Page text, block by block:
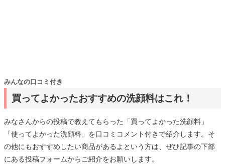
買ってよかったおすすめの洗顔料はこれ！
みんなの口コミ付き
みなさんからの投稿で教えてもらった「買ってよかった洗顔料」
「使ってよかった洗顔料」を口コミコメント付きで紹介します。そ
の他にもおすすめしたい商品があるよという方は、ぜひ記事の下部
にある投稿フォームからご紹介をお願いします。